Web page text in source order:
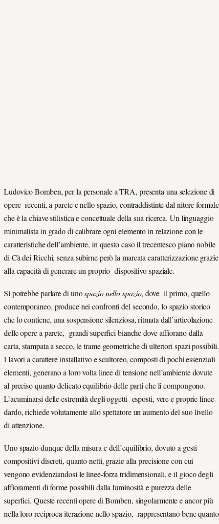
Ludovico Bomben, per la personale a TRA, presenta una selezione di
opere recenti, a parete e nello spazio, contraddistinte dal nitore formale
che è la chiave stilistica e concettuale della sua ricerca. Un linguaggio
minimalista in grado di calibrare ogni elemento in relazione con le
caratteristiche dell’ambiente, in questo caso il trecentesco piano nobile
di Cà dei Ricchi, senza subirne però la marcata caratterizzazione grazie
alla capacità di generare un proprio dispositivo spaziale.
Si potrebbe parlare di unospazio nello spazio, dove il primo, quello
contemporaneo, produce nei confronti del secondo, lo spazio storico
che lo contiene, una sospensione silenziosa, ritmata dall’articolazione
delle opere a parete, grandi superfici bianche dove affiorano dalla
carta, stampata a secco, le trame geometriche di ulteriori spazi possibili.
I lavori a carattere installativo e scultoreo, composti di pochi essenziali
elementi, generano a loro volta linee di tensione nell’ambiente dovute
al preciso quanto delicato equilibrio delle parti che li compongono.
L’acuminarsi delle estremità degli oggetti esposti, vere e proprie linee-
dardo, richiede volutamente allo spettatore un aumento del suo livello
di attenzione.
Uno spazio dunque della misura e dell’equilibrio, dovuto a gesti
compositivi discreti, quanto netti, grazie alla precisione con cui
vengono evidenziandosi le linee-forza tridimensionali, e il gioco degli
affioramenti di forme possibili dalla luminosità e purezza delle
superfici. Queste recenti opere di Bomben, singolarmente e ancor più
nella loro reciproca iterazione nello spazio, rappresentano bene quanto